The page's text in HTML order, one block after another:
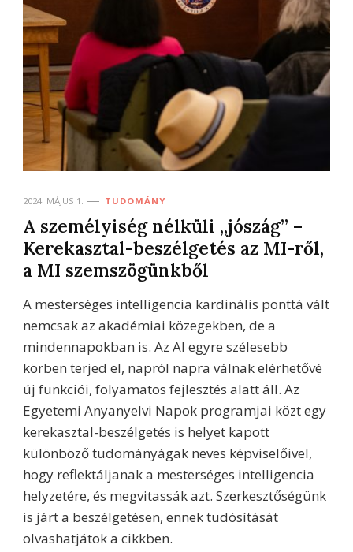
2024. MÁJUS 1. TUDOMÁNY
A személyiség nélküli „jószág” –
Kerekasztal-beszélgetés az MI-ről,
a MI szemszögünkből
A mesterséges intelligencia kardinális ponttá vált
nemcsak az akadémiai közegekben, de a
mindennapokban is. Az AI egyre szélesebb
körben terjed el, napról napra válnak elérhetővé
új funkciói, folyamatos fejlesztés alatt áll. Az
Egyetemi Anyanyelvi Napok programjai közt egy
kerekasztal-beszélgetés is helyet kapott
különböző tudományágak neves képviselőivel,
hogy reflektáljanak a mesterséges intelligencia
helyzetére, és megvitassák azt. Szerkesztőségünk
is járt a beszélgetésen, ennek tudósítását
olvashatjátok a cikkben.